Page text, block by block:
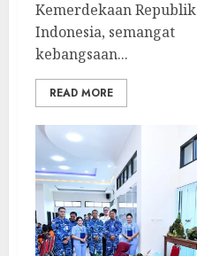
Kemerdekaan Republik
Indonesia, semangat
kebangsaan...
READ MORE